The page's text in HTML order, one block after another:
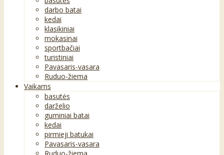
darbo batai
kedai
klasikiniai
mokasinai
sportbačiai
turistiniai
Pavasaris-vasara
Ruduo-žiema
Vaikams
basutės
darželio
guminiai batai
kedai
pirmieji batukai
Pavasaris-vasara